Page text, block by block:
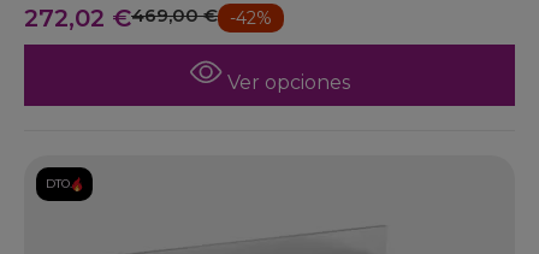
272,02 €469,00 € -42%
Ver opciones
DTO.